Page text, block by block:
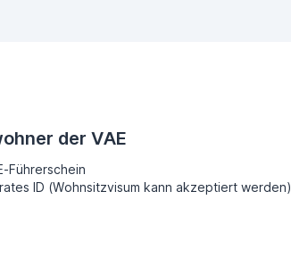
der VAE
Führerschein
ID (Wohnsitzvisum kann akzeptiert werden)